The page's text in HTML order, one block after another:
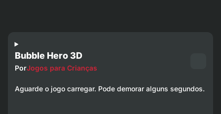
Bubble Hero 3D
PorJogos para Crianças
Aguarde o jogo carregar. Pode demorar alguns segundos.